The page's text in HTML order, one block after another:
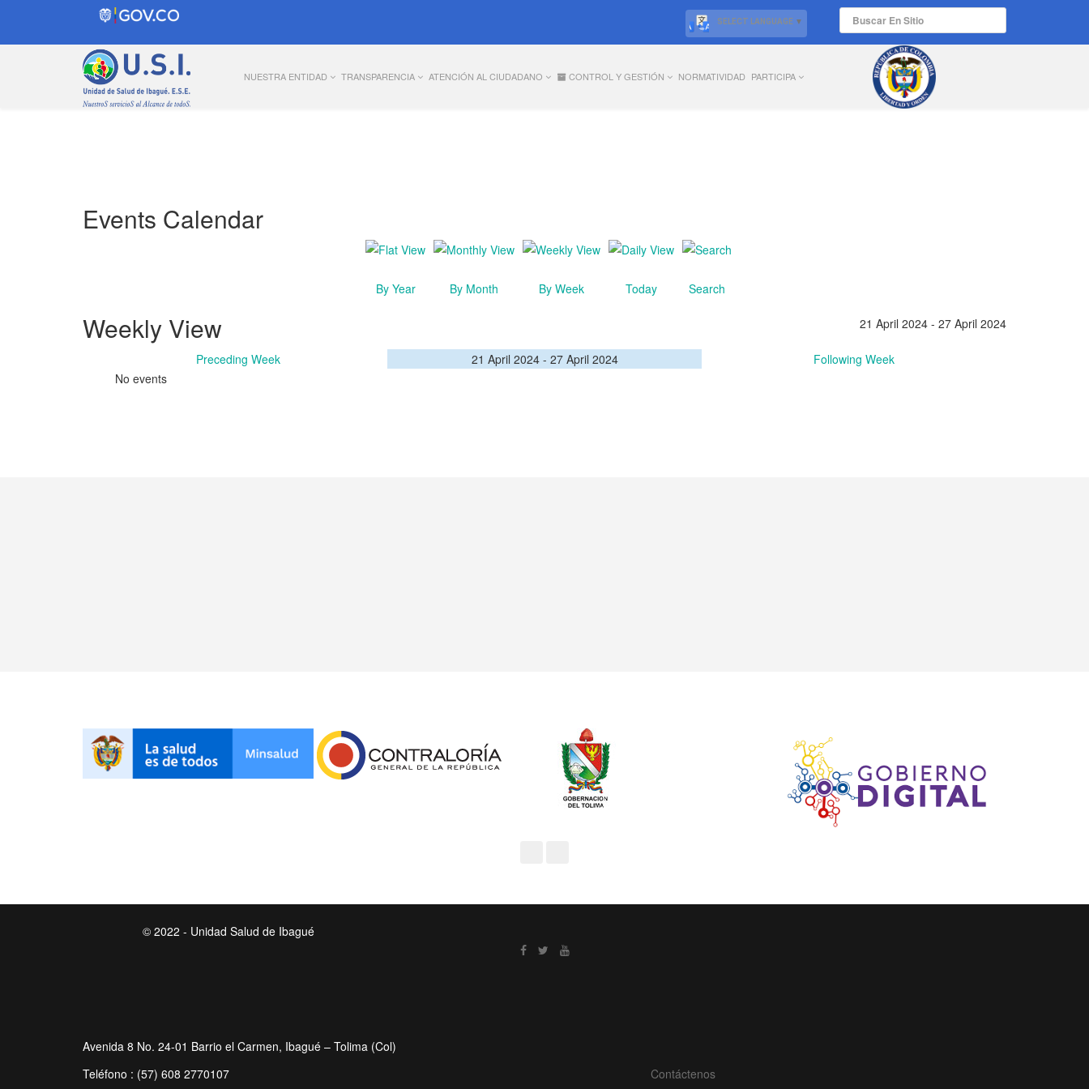
SELECT LANGUAGE ▼
NUESTRA ENTIDAD TRANSPARENCIA ATENCIÓN AL CIUDADANO CONTROL Y GESTIÓN NORMATIVIDAD PARTICIPA
Events Calendar
By Year By Month By Week Today Search
Weekly View 21 April 2024 - 27 April 2024
Preceding Week 21 April 2024 - 27 April 2024
Following Week
No events
© 2022 - Unidad Salud de Ibagué
Avenida 8 No. 24-01 Barrio el Carmen, Ibagué – Tolima (Col)
Teléfono : (57) 608 2770107
Contáctenos